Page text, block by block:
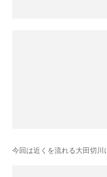
今回は近くを流れる大田切川